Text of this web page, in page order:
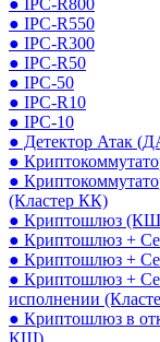
● IPC-R550
● IPC-R300
● IPC-R50
● IPC-50
● IPC-R10
● IPC-10
● Детектор Атак
●
●
(Кластер КК)
● Криптошлюз
● Криптошлюз +
● Криптошлюз +
● Криптошлюз +
исполнении
● Криптошлюз в
КШ)